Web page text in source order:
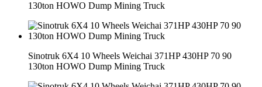
130ton HOWO Dump Mining Truck
Sinotruk 6X4 10 Wheels Weichai 371HP 430HP 70 90
130ton HOWO Dump Mining Truck